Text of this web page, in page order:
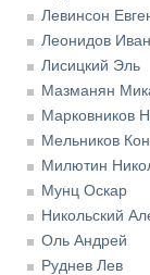
Левинсон
Леонидов Иван
Лисицкий Эль
Мазманян
Марковников
Мельников
Милютин
Мунц Оскар
Никольский
Оль Андрей
Руднев Лев